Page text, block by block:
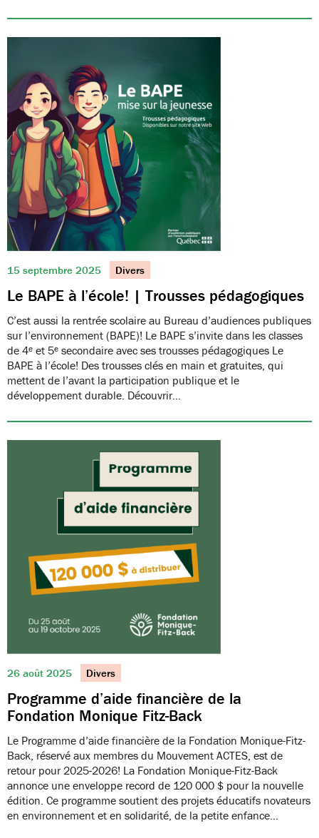
15 septembre 2025 Divers
Le BAPE à l’école! | Trousses pédagogiques
C’est aussi la rentrée scolaire au Bureau d’audiences publiques
sur l’environnement (BAPE)! Le BAPE s’invite dans les classes
de 4ᵉ et 5ᵉ secondaire avec ses trousses pédagogiques Le
BAPE à l’école! Des trousses clés en main et gratuites, qui
mettent de l’avant la participation publique et le
développement durable. Découvrir…
26 août 2025 Divers
Programme d’aide financière de la
Fondation Monique Fitz-Back
Le Programme d’aide financière de la Fondation Monique-Fitz-
Back, réservé aux membres du Mouvement ACTES, est de
retour pour 2025-2026! La Fondation Monique-Fitz-Back
annonce une enveloppe record de 120 000 $ pour la nouvelle
édition. Ce programme soutient des projets éducatifs novateurs
en environnement et en solidarité, de la petite enfance…